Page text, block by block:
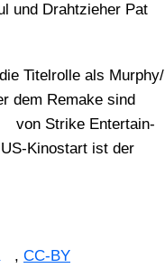
und Draht­zie­her Pat
Titel­rol­le als Murphy/​
dem Remake sind
von Strike Enter­tain­
Kino­start ist der
, CC-BY